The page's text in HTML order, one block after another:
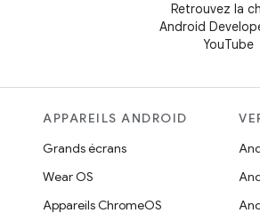
Retrouvez la
Android
YouTube
APPAREILS ANDROID
Grands écrans
Wear OS
Appareils ChromeOS